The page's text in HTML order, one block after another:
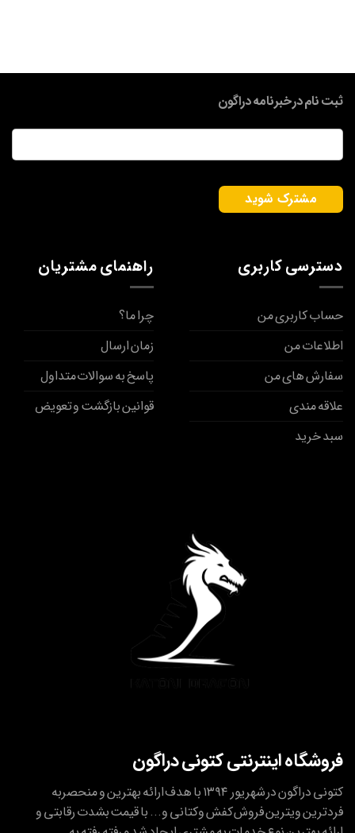
دسترسی کاربری
حساب کاربری من
اطلاعات من
سفارش های من
علاقه مندی
سبد خرید
ثبت نام در خبرنامه دراگون
ایمیل*
راهنمای مشتریان
چرا ما؟
زمان ارسال
پاسخ به سوالات متداول
قوانین بازگشت و تعویض
فروشگاه اینترنتی کتونی دراگون
کتونی دراگون در شهریور ۱۳۹۴ با هدف ارائه بهترین و منحصربه
فردترین ویترین فروش کفش وکتانی و... با قیمت بشدت رقابتی و